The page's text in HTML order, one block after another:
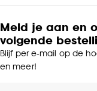
Goed om te
kan aanpassen,
cookieverklaring
Meld je aan en
volgende
Blijf per e-mail op de
en meer!